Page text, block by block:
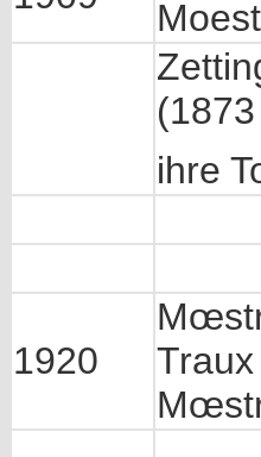
ihre
1920